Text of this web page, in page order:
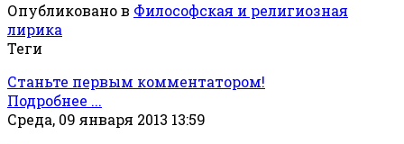
Опубликовано в Философская и религиозная
лирика
Теги
Станьте первым комментатором!
Подробнее ...
Среда, 09 января 2013 13:59